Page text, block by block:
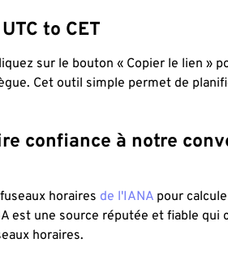
to CET
sur le bouton « Copier le lien »
Cet outil simple permet de
confiance à notre
horaires de l'IANA pour
est une source réputée et fiable qui
horaires.